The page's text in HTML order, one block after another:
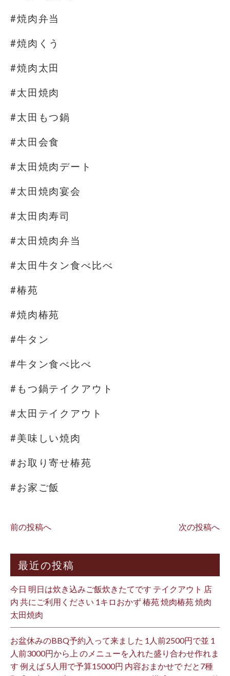
#焼肉弁当
#焼肉くう
#焼肉太田
#太田焼肉
#太田もつ鍋
#太田会食
#太田焼肉デート
#太田焼肉宴会
#太田肉寿司
#太田焼肉弁当
#太田牛タン食べ比べ
#椿苑
#焼肉椿苑
#牛タン
#牛タン食べ比べ
#もつ鍋テイクアウト
#太田テイクアウト
#美味しい焼肉
#お取り寄せ椿苑
#お家ご飯
前の投稿へ 次の投稿へ
最近の投稿
今日 明日は炊き込みご飯炊きたてです テイクアウト 店
内 共にご利用ください 1キロおかず 椿苑 焼肉椿苑 焼肉
太田焼肉
お盆休みのBBQ予約入って来ました 1人前2500円で並 1
人前3000円から上 のメニューを入れた盛り合わせ作れま
す 例えば 5人用で予算15000円 内容おまかせで だと7種